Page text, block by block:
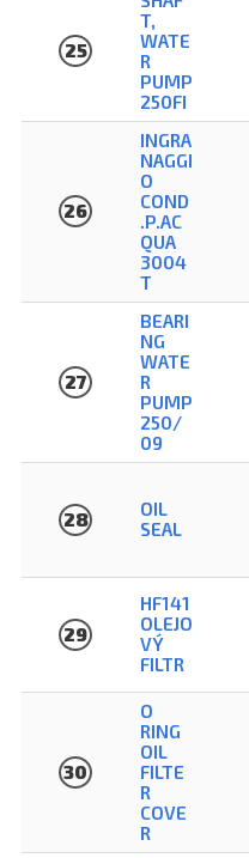
25
T,
WATE
R
PUMP
250FI
26
INGRA
NAGGI
O
COND
.P.AC
QUA
3004
T
27
BEARI
NG
WATE
R
PUMP
250/
09
28
OIL
SEAL
29
HF141
OLEJO
VÝ
FILTR
30
O
RING
OIL
FILTE
R
COVE
R